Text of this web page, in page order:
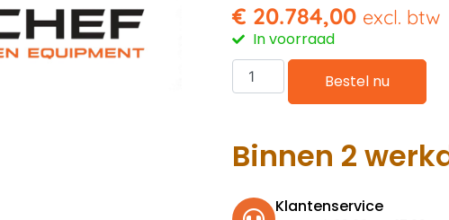
€ 20.784,00 excl. btw
In voorraad
Bestel nu
Binnen 2
Klantenservice